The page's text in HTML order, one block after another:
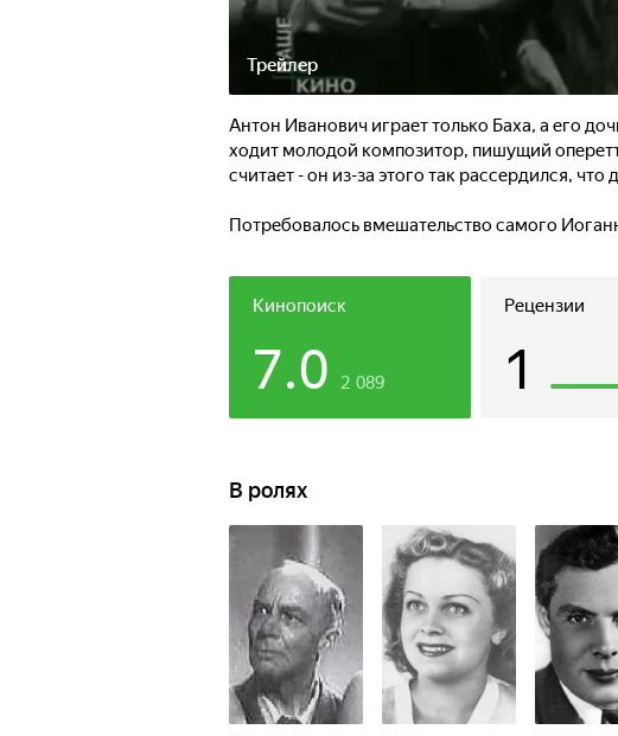
Трейлер
Антон Иванович играет только Баха, а его
ходит молодой композитор, пишущий
считает - он из-за этого так рассердился,
Потребовалось вмешательство самого
Кинопоиск
7.0 2 089
Рецензии
1
В ролях